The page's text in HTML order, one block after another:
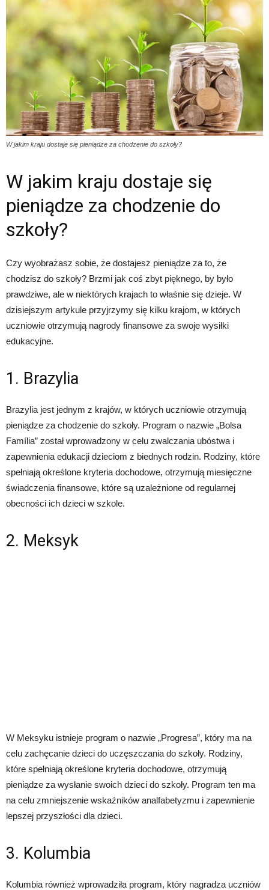
W jakim kraju dostaje się pieniądze za chodzenie do szkoły?
W jakim kraju dostaje się
pieniądze za chodzenie do
szkoły?
Czy wyobrażasz sobie, że dostajesz pieniądze za to, że
chodzisz do szkoły? Brzmi jak coś zbyt pięknego, by było
prawdziwe, ale w niektórych krajach to właśnie się dzieje. W
dzisiejszym artykule przyjrzymy się kilku krajom, w których
uczniowie otrzymują nagrody finansowe za swoje wysiłki
edukacyjne.
1. Brazylia
Brazylia jest jednym z krajów, w których uczniowie otrzymują
pieniądze za chodzenie do szkoły. Program o nazwie „Bolsa
Família” został wprowadzony w celu zwalczania ubóstwa i
zapewnienia edukacji dzieciom z biednych rodzin. Rodziny, które
spełniają określone kryteria dochodowe, otrzymują miesięczne
świadczenia finansowe, które są uzależnione od regularnej
obecności ich dzieci w szkole.
2. Meksyk
W Meksyku istnieje program o nazwie „Progresa”, który ma na
celu zachęcanie dzieci do uczęszczania do szkoły. Rodziny,
które spełniają określone kryteria dochodowe, otrzymują
pieniądze za wysłanie swoich dzieci do szkoły. Program ten ma
na celu zmniejszenie wskaźników analfabetyzmu i zapewnienie
lepszej przyszłości dla dzieci.
3. Kolumbia
Kolumbia również wprowadziła program, który nagradza uczniów